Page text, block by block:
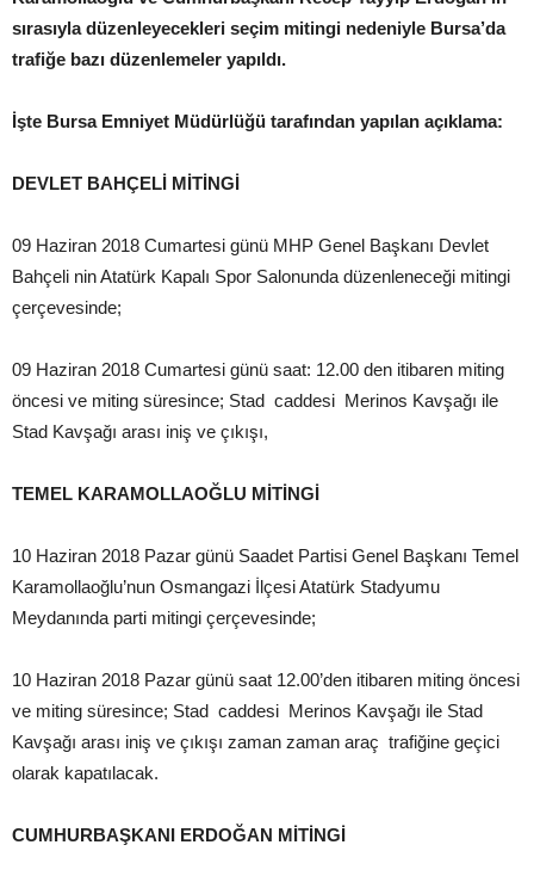
sırasıyla düzenleyecekleri seçim mitingi nedeniyle Bursa’da
trafiğe bazı düzenlemeler yapıldı.
İşte Bursa Emniyet Müdürlüğü tarafından yapılan açıklama:
DEVLET BAHÇELİ MİTİNGİ
09 Haziran 2018 Cumartesi günü MHP Genel Başkanı Devlet
Bahçeli nin Atatürk Kapalı Spor Salonunda düzenleneceği mitingi
çerçevesinde;
09 Haziran 2018 Cumartesi günü saat: 12.00 den itibaren miting
öncesi ve miting süresince; Stad caddesi Merinos Kavşağı ile
Stad Kavşağı arası iniş ve çıkışı,
TEMEL KARAMOLLAOĞLU MİTİNGİ
10 Haziran 2018 Pazar günü Saadet Partisi Genel Başkanı Temel
Karamollaoğlu’nun Osmangazi İlçesi Atatürk Stadyumu
Meydanında parti mitingi çerçevesinde;
10 Haziran 2018 Pazar günü saat 12.00’den itibaren miting öncesi
ve miting süresince; Stad caddesi Merinos Kavşağı ile Stad
Kavşağı arası iniş ve çıkışı zaman zaman araç trafiğine geçici
olarak kapatılacak.
CUMHURBAŞKANI ERDOĞAN MİTİNGİ